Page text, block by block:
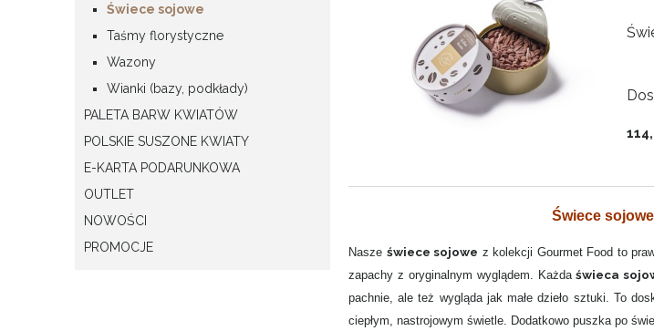
Świece sojowe
Taśmy florystyczne
Wazony
Wianki (bazy, podkłady)
PALETA BARW KWIATÓW
POLSKIE SUSZONE KWIATY
E-KARTA PODARUNKOWA
OUTLET
NOWOŚCI
PROMOCJE
Świece
Nasze świece sojowe z kolekcji Gourmet Food to
zapachy z oryginalnym wyglądem. Każdaświeca
pachnie, ale też wygląda jak małe dzieło sztuki. To
ciepłym, nastrojowym świetle. Dodatkowo puszka po